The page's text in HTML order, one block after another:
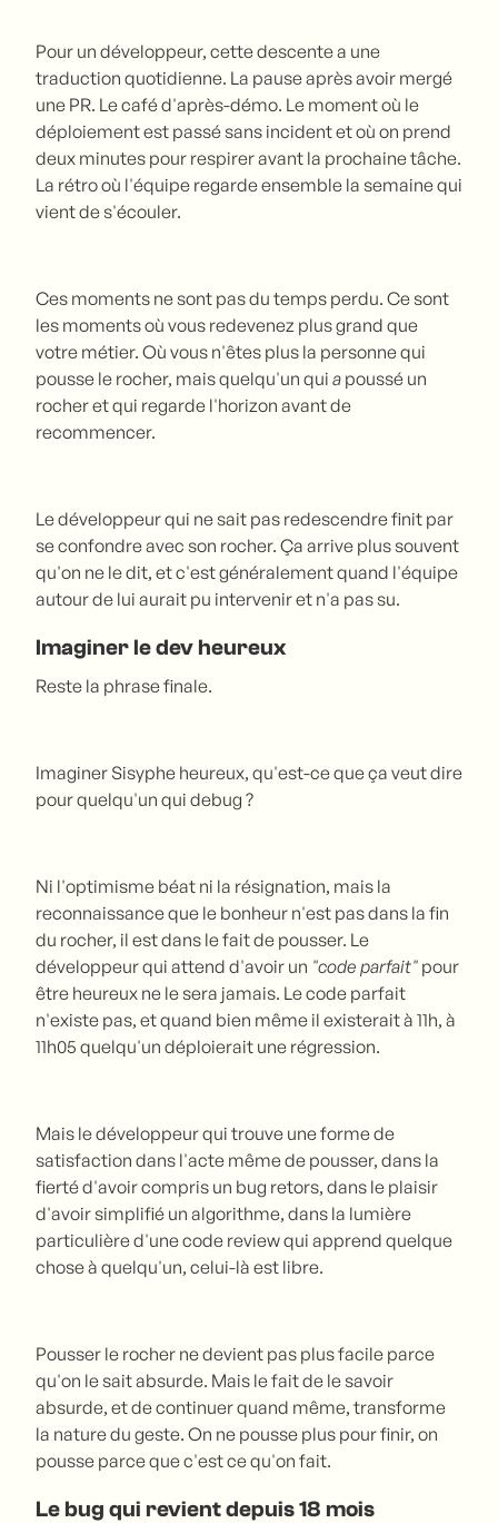
Pour un développeur, cette descente a une
traduction quotidienne. La pause après avoir mergé
une PR. Le café d'après-démo. Le moment où le
déploiement est passé sans incident et où on prend
deux minutes pour respirer avant la prochaine tâche.
La rétro où l'équipe regarde ensemble la semaine qui
vient de s'écouler.
Ces moments ne sont pas du temps perdu. Ce sont
les moments où vous redevenez plus grand que
votre métier. Où vous n'êtes plus la personne qui
pousse le rocher, mais quelqu'un qui a poussé un
rocher et qui regarde l'horizon avant de
recommencer.
Le développeur qui ne sait pas redescendre finit par
se confondre avec son rocher. Ça arrive plus souvent
qu'on ne le dit, et c'est généralement quand l'équipe
autour de lui aurait pu intervenir et n'a pas su.
Imaginer le dev heureux
Reste la phrase finale.
Imaginer Sisyphe heureux, qu'est-ce que ça veut dire
pour quelqu'un qui debug ?
Ni l'optimisme béat ni la résignation, mais la
reconnaissance que le bonheur n'est pas dans la fin
du rocher, il est dans le fait de pousser. Le
développeur qui attend d'avoir un "code parfait" pour
être heureux ne le sera jamais. Le code parfait
n'existe pas, et quand bien même il existerait à 11h, à
11h05 quelqu'un déploierait une régression.
Mais le développeur qui trouve une forme de
satisfaction dans l'acte même de pousser, dans la
fierté d'avoir compris un bug retors, dans le plaisir
d'avoir simplifié un algorithme, dans la lumière
particulière d'une code review qui apprend quelque
chose à quelqu'un, celui-là est libre.
Pousser le rocher ne devient pas plus facile parce
qu'on le sait absurde. Mais le fait de le savoir
absurde, et de continuer quand même, transforme
la nature du geste. On ne pousse plus pour finir, on
pousse parce que c'est ce qu'on fait.
Le bug qui revient depuis 18 mois